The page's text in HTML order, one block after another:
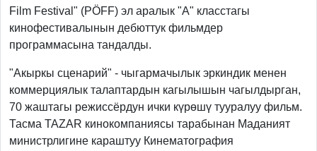
Film Festival" (PÖFF) эл аралык "А" класстагы
кинофестивалынын дебюттук фильмдер
программасына тандалды.
"Акыркы сценарий" - чыгармачылык эркиндик менен
коммерциялык талаптардын кагылышын чагылдырган,
70 жаштагы режиссёрдун ички күрөшү тууралуу фильм.
Тасма TAZAR кинокомпаниясы тарабынан Маданият
министрлигине караштуу Кинематография